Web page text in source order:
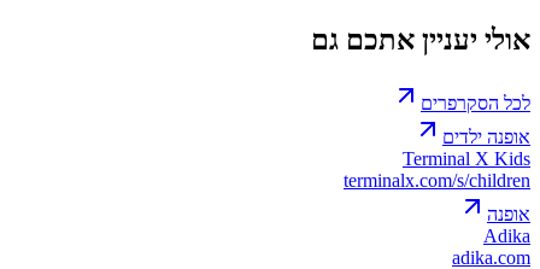
אולי יעניין אתכם גם
לכל הסקרפרים
אופנה ילדים
Terminal X Kids
terminalx.com/s/children
אופנה
Adika
adika.com